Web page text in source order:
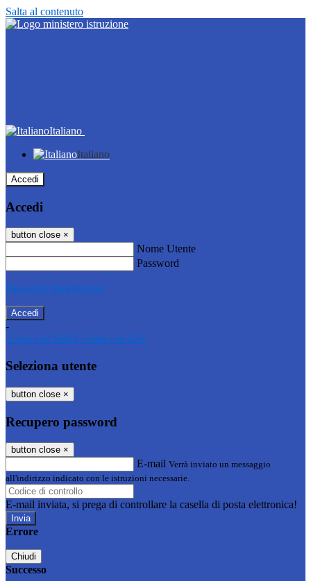
Salta al contenuto
Italiano
Italiano
Accedi
Accedi
button close ×
Nome Utente
Password
Password dimenticata?
-
Entra con SPID Entra con CIE
Seleziona utente
button close ×
Recupero password
button close ×
E-mail Verrà inviato un messaggio
all'indirizzo indicato con le istruzioni necessarie.
E-mail inviata, si prega di controllare la casella di posta elettronica!
Errore
Chiudi
Successo